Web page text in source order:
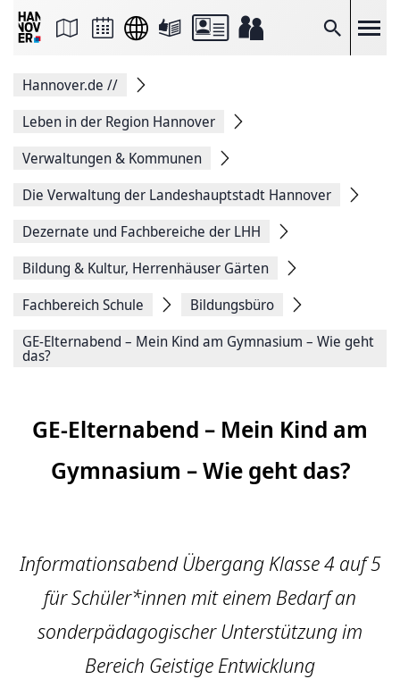
Suche
Seite
Facebook
teilen
Seitenlink
Seite
Hannover.de //
Leben in der Region Hannover
Verwaltungen & Kommunen
Die Verwaltung der Landeshauptstadt Hannover
Dezernate und Fachbereiche der LHH
Bildung & Kultur, Herrenhäuser Gärten
Fachbereich Schule
Bildungsbüro
GE-Elternabend – Mein Kind am Gymnasium – Wie geht
das?
GE-Elternabend – Mein Kind am
Gymnasium – Wie geht das?
Informationsabend Übergang Klasse 4 auf 5
für Schüler*innen mit einem Bedarf an
sonderpädagogischer Unterstützung im
Bereich Geistige Entwicklung